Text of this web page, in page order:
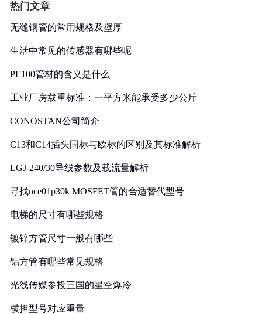
热门文章
无缝钢管的常用规格及壁厚
生活中常见的传感器有哪些呢
PE100管材的含义是什么
工业厂房载重标准：一平方米能承受多少公斤
CONOSTAN公司简介
C13和C14插头国标与欧标的区别及其标准解析
LGJ-240/30导线参数及载流量解析
寻找nce01p30k MOSFET管的合适替代型号
电梯的尺寸有哪些规格
镀锌方管尺寸一般有哪些
铝方管有哪些常见规格
光线传媒参投三国的星空爆冷
横担型号对应重量